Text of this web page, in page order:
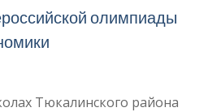
олимпиады
Тюкалинского района